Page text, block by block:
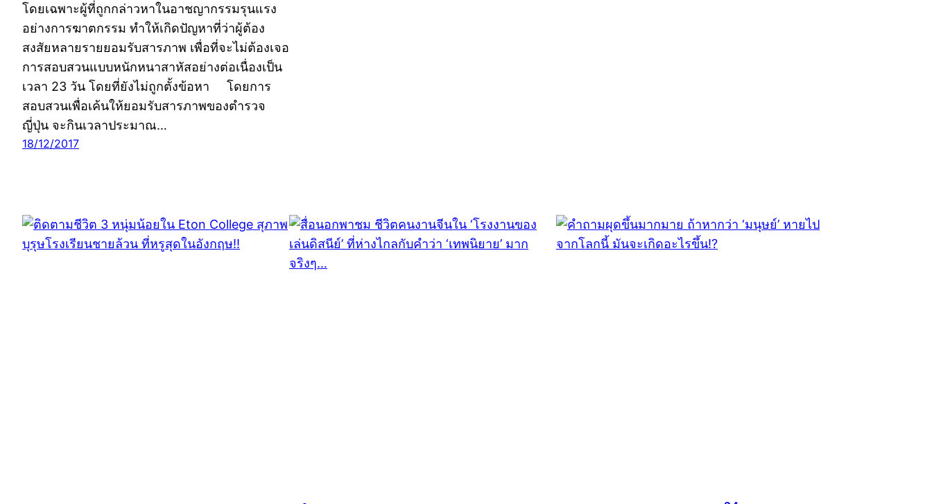
โดยเฉพาะผู้ที่ถูกกล่าวหาในอาชญากรรมรุนแรง
อย่างการฆาตกรรม ทำให้เกิดปัญหาที่ว่าผู้ต้อง
สงสัยหลายรายยอมรับสารภาพ เพื่อที่จะไม่ต้องเจอ
การสอบสวนแบบหนักหนาสาหัสอย่างต่อเนื่องเป็น
เวลา 23 วัน โดยที่ยังไม่ถูกตั้งข้อหา โดยการ
สอบสวนเพื่อเค้นให้ยอมรับสารภาพของตำรวจ
ญี่ปุ่น จะกินเวลาประมาณ…
18/12/2017